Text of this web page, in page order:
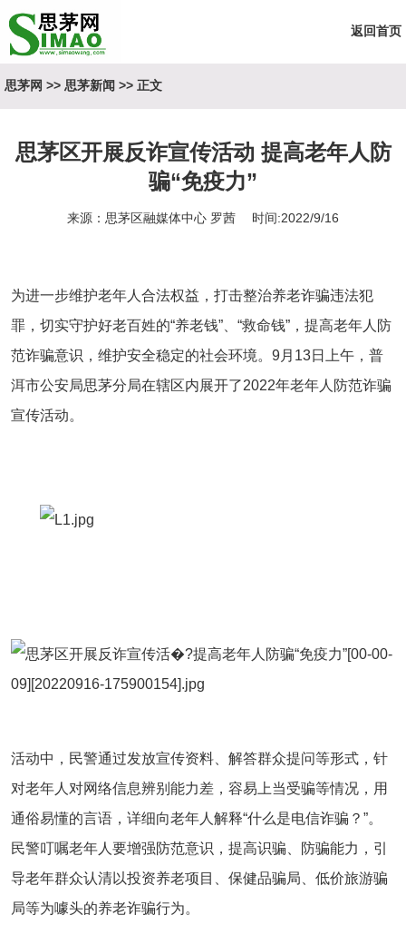
返回首页
思茅网 >> 思茅新闻 >> 正文
思茅区开展反诈宣传活动 提高老年人防
骗“免疫力”
来源：思茅区融媒体中心 罗茜 时间:2022/9/16
为进一步维护老年人合法权益，打击整治养老诈骗违法犯
罪，切实守护好老百姓的“养老钱”、“救命钱”，提高老年人防
范诈骗意识，维护安全稳定的社会环境。 9月 13日上午，普
洱市公安局思茅分局在辖区内展开了2022年老年人防范诈骗
宣传活动。
活动中，民警通过发放宣传资料、解答群众提问等形式，针
对老年人对网络信息辨别能力差，容易上当受骗等情况，用
通俗易懂的言语，详细向老年人解释“什么是电信诈骗 ？ ”。
民警叮嘱老年人要增强防范意识，提高识骗、防骗能力，引
导老年群众认清以投资养老项目、保健品骗局、低价旅游骗
局等为噱头的养老诈骗行为。